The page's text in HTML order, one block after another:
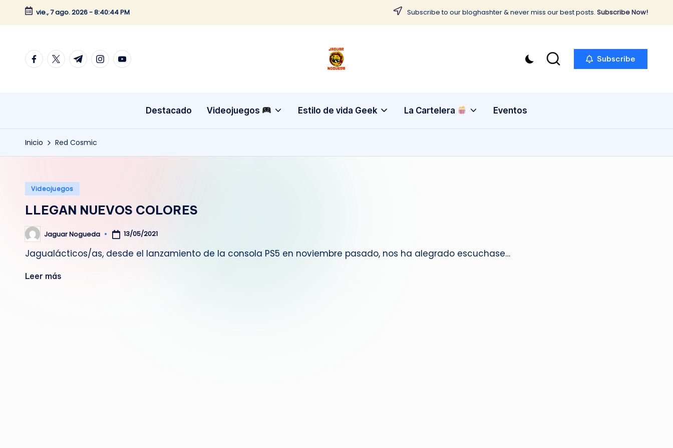
Saltar
contenido
vie., 7 ago. 2026-8:40:44 PM Subscribe to our bloghashter & never miss our best posts. Subscribe Now!
facebook.com
twitter.com
t.me instagram.com
youtube.com
J
g
u
a
u
CONTENIDO
Subscribe
Destacado Videojuegos Estilo de vida Geek La Cartelera Eventos
Inicio Red Cosmic
Publicado
Videojuegos
LLEGAN NUEVOS COLORES
Publicado
por
Jaguar Nogueda 13/05/2021
Jagualácticos/as, desde el lanzamiento de la consola PS5 en noviembre pasado, nos ha alegrado escuchase…
Leer más